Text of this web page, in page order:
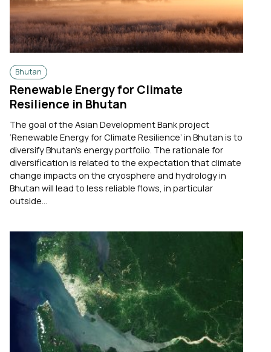
Bhutan
Renewable Energy for Climate
Resilience in Bhutan
The goal of the Asian Development Bank project
‘Renewable Energy for Climate Resilience’ in Bhutan is to
diversify Bhutan’s energy portfolio. The rationale for
diversification is related to the expectation that climate
change impacts on the cryosphere and hydrology in
Bhutan will lead to less reliable flows, in particular
outside...